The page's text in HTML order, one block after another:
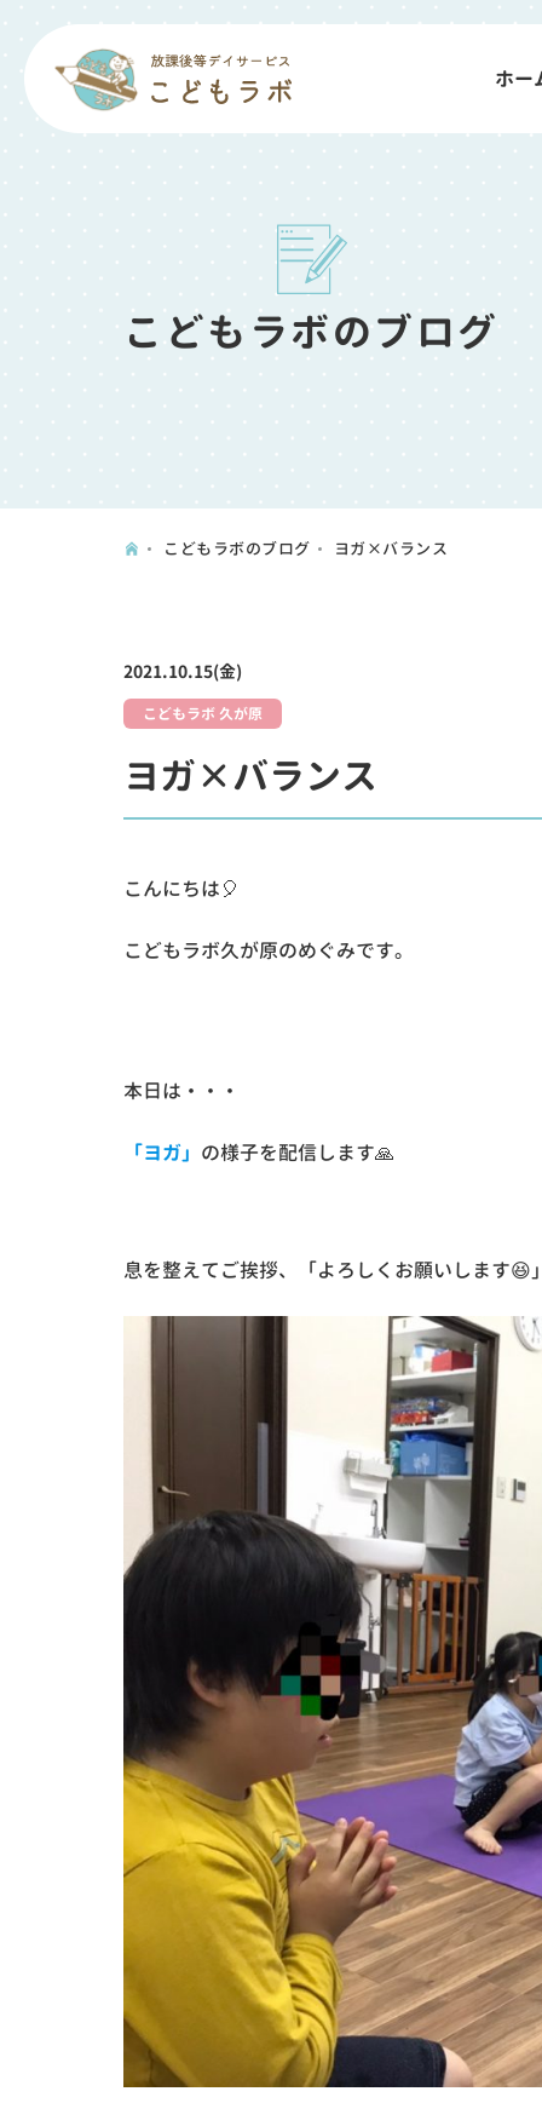
ホー
こどもラボのブログ
こどもラボのブログ ヨガ×バランス
2021.10.15(金)
こどもラボ 久が原
ヨガ×バランス
こんにちは🎈
こどもラボ久が原のめぐみです。
本日は・・・
「ヨガ」 の様子を配信します🙏
息を整えてご挨拶、「よろしくお願いします😆